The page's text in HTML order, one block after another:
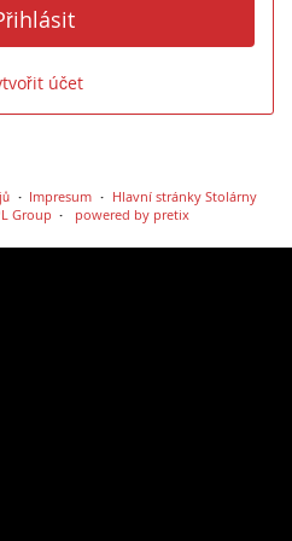
účet
Impresum
Hlavní stránky Stolárny
Group
powered by pretix